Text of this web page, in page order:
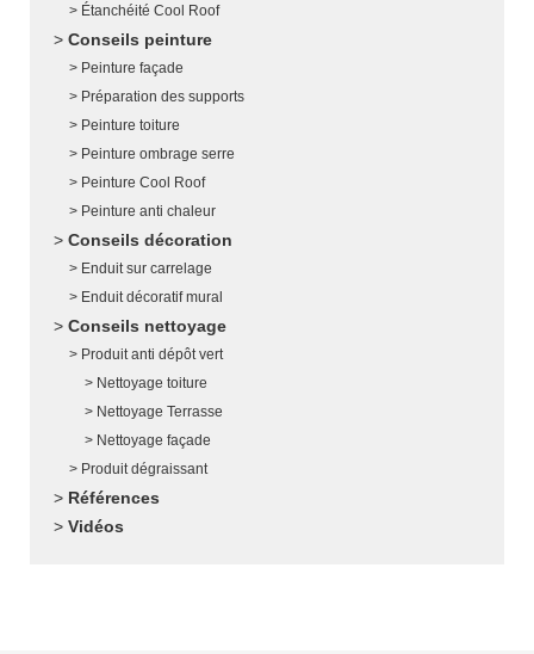
Étanchéité Cool Roof
Conseils peinture
Peinture façade
Préparation des supports
Peinture toiture
Peinture ombrage serre
Peinture Cool Roof
Peinture anti chaleur
Conseils décoration
Enduit sur carrelage
Enduit décoratif mural
Conseils nettoyage
Produit anti dépôt vert
Nettoyage toiture
Nettoyage Terrasse
Nettoyage façade
Produit dégraissant
Références
Vidéos